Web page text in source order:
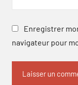
Enregistrer
navigateur pour